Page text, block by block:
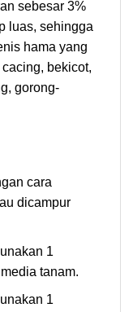
sebesar 3%
luas, sehingga
hama yang
bekicot,
gorong-
cara
dicampur
1
tanam.
1